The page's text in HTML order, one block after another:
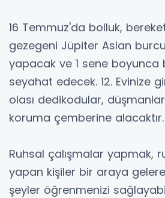
16 Temmuz'da bolluk,
gezegeni Jüpiter Aslan
yapacak ve 1 sene boyunca
seyahat edecek. 12. Evinize
olası dedikodular,
koruma çemberine alacaktır.
Ruhsal çalışmalar yapmak,
yapan kişiler bir araya
şeyler öğrenmenizi